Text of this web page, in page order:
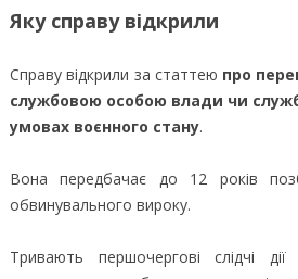
Яку справу відкрили
Справу відкрили за статтею про
службовою особою влади чи
умовах воєнного стану.
Вона передбачає до 12 років
обвинувального вироку.
Тривають першочергові слідчі